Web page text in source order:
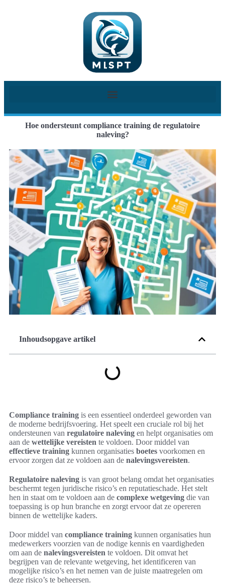
Hoe ondersteunt compliance training de regulatoire
naleving?
Inhoudsopgave artikel
Compliance training is een essentieel onderdeel geworden van
de moderne bedrijfsvoering. Het speelt een cruciale rol bij het
ondersteunen van regulatoire naleving en helpt organisaties om
aan de wettelijke vereisten te voldoen. Door middel van
effectieve training kunnen organisaties boetes voorkomen en
ervoor zorgen dat ze voldoen aan de nalevingsvereisten.
Regulatoire naleving is van groot belang omdat het organisaties
beschermt tegen juridische risico’s en reputatieschade. Het stelt
hen in staat om te voldoen aan de complexe wetgeving die van
toepassing is op hun branche en zorgt ervoor dat ze opereren
binnen de wettelijke kaders.
Door middel van compliance training kunnen organisaties hun
medewerkers voorzien van de nodige kennis en vaardigheden
om aan de nalevingsvereisten te voldoen. Dit omvat het
begrijpen van de relevante wetgeving, het identificeren van
mogelijke risico’s en het nemen van de juiste maatregelen om
deze risico’s te beheersen.